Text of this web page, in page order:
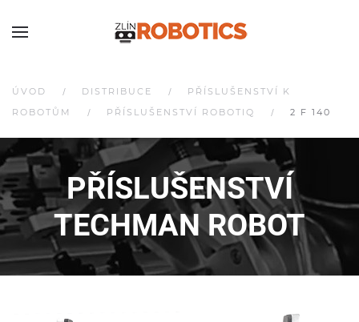
ÚVOD DISTRIBUCE
PŘÍSLUŠENSTVÍ K
ROBOTŮM
PŘÍSLUŠENSTVÍ ROBOTIQ 2 F 140
PŘÍSLUŠENSTVÍ
TECHMAN ROBOT